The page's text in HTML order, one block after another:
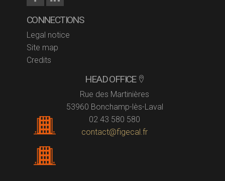
CONNECTIONS
Legal notice
Site map
Credits
HEAD OFFICE
Rue des Martinières
53960 Bonchamp-lès-Laval
02 43 580 580
contact@figecal.fr